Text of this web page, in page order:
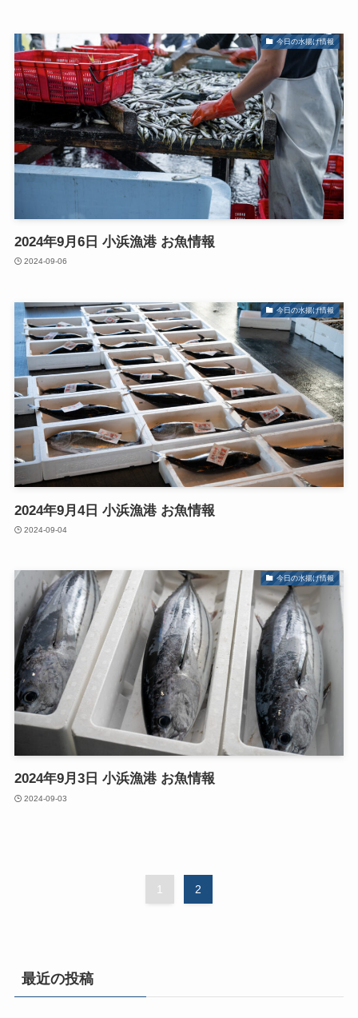
今日の水揚げ情報
2024年9月6日 小浜漁港 お魚情報
2024-09-06
今日の水揚げ情報
2024年9月4日 小浜漁港 お魚情報
2024-09-04
今日の水揚げ情報
2024年9月3日 小浜漁港 お魚情報
2024-09-03
1 2
最近の投稿